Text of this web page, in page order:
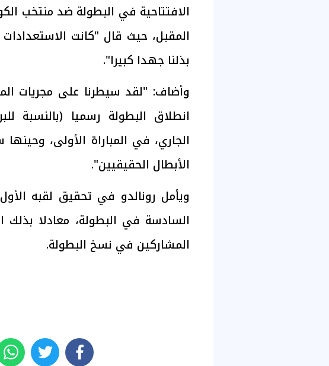
الافتتاحية في البطولة ضد منتخب
المقبل، حيث قال "كانت
بذلنا جهدا كبيرا".
وأضاف: "لقد سيطرنا على مجريات
الجاري، في المباراة الأولى،
الأبطال الحقيقيين".
ويأمل رونالدو في تحقيق لقبه
السادسة في البطولة، معادلا بذلك
المشاركين في نسخ البطولة.